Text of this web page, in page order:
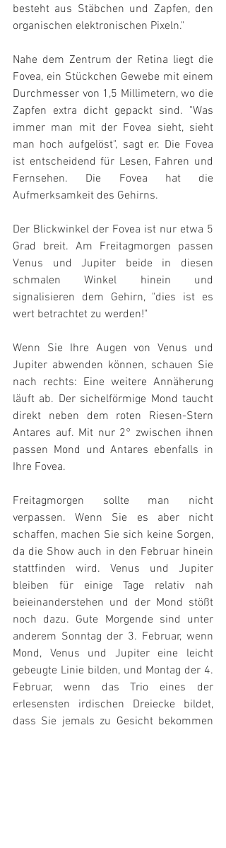
besteht aus Stäbchen und Zapfen, den
organischen elektronischen Pixeln."
Nahe dem Zentrum der Retina liegt die
Fovea, ein Stückchen Gewebe mit einem
Durchmesser von 1,5 Millimetern, wo die
Zapfen extra dicht gepackt sind. "Was
immer man mit der Fovea sieht, sieht
man hoch aufgelöst", sagt er. Die Fovea
ist entscheidend für Lesen, Fahren und
Fernsehen. Die Fovea hat die
Aufmerksamkeit des Gehirns.
Der Blickwinkel der Fovea ist nur etwa 5
Grad breit. Am Freitagmorgen passen
Venus und Jupiter beide in diesen
schmalen Winkel hinein und
signalisieren dem Gehirn, "dies ist es
wert betrachtet zu werden!"
Wenn Sie Ihre Augen von Venus und
Jupiter abwenden können, schauen Sie
nach rechts: Eine weitere Annäherung
läuft ab. Der sichelförmige Mond taucht
direkt neben dem roten Riesen-Stern
Antares auf. Mit nur 2° zwischen ihnen
passen Mond und Antares ebenfalls in
Ihre Fovea.
Freitagmorgen sollte man nicht
verpassen. Wenn Sie es aber nicht
schaffen, machen Sie sich keine Sorgen,
da die Show auch in den Februar hinein
stattfinden wird. Venus und Jupiter
bleiben für einige Tage relativ nah
beieinanderstehen und der Mond stößt
noch dazu. Gute Morgende sind unter
anderem Sonntag der 3. Februar, wenn
Mond, Venus und Jupiter eine leicht
gebeugte Linie bilden, und Montag der 4.
Februar, wenn das Trio eines der
erlesensten irdischen Dreiecke bildet,
dass Sie jemals zu Gesicht bekommen